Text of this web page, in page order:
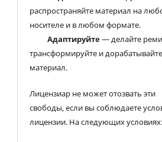
распространяйте материал на
носителе и в любом формате.
Адаптируйте— делайте
трансформируйте и дорабатывайте
материал.
Лицензиар не может отозвать эти
свободы, если вы соблюдаете
лицензии. На следующих условиях: